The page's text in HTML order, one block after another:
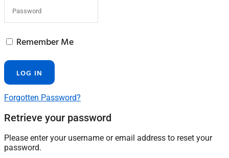
Remember Me
Forgotten Password?
Retrieve your password
Please enter your username or email address to reset your
password.